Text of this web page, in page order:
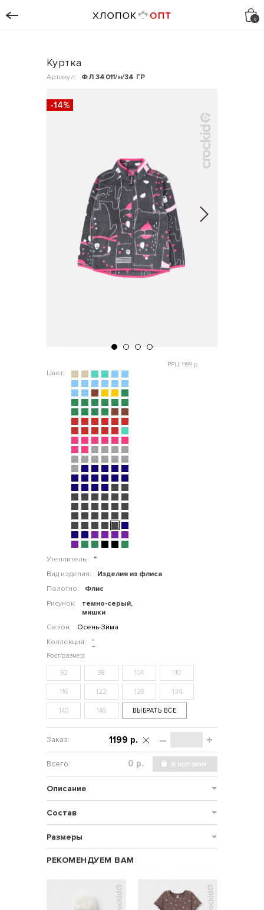
Куртка
Артикул: ФЛ 34011/н/34 ГР
-14%
Цвет:
Утеплитель:
"
Вид изделия:
Изделия из флиса
Полотно:
Флис
Рисунок:
темно-серый,
мишки
Сезон:
Осень-Зима
Коллекция:
"
РРЦ: 1199 р.
92 98 104 110
116 122 128 134
140 146 ВЫБРАТЬ ВСЕ
– +
1199 р.
р.
Описание
Состав
Размеры
РЕКОМЕНДУЕМ ВАМ